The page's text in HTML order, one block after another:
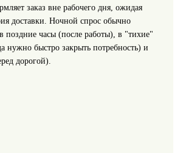
заказ вне рабочего дня, ожидая
доставки. Ночной спрос обычно
поздние часы (после работы), в "тихие"
нужно быстро закрыть потребность) и
дорогой).